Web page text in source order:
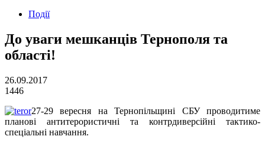
Події
До уваги мешканців Тернополя та
області!
26.09.2017
1446
27-29 вересня на Тернопільщині СБУ проводитиме
планові антитерористичні та контрдиверсійні тактико-
спеціальні навчання.